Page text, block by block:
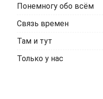
Понемногу обо всём
Связь времен
Там и тут
Только у нас